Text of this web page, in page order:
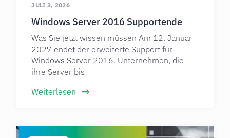
Windows Server 2016 Supportende
Was Sie jetzt wissen müssen Am 12. Januar
2027 endet der erweiterte Support für
Windows Server 2016. Unternehmen, die
ihre Server bis
Weiterlesen
JULI 3, 2026